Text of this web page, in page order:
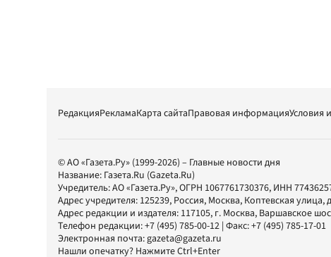
РедакцияРекламаКарта сайтаПравовая информацияУсловия
© АО «Газета.Ру» (1999-2026) – Главные новости дня
Название: Газета.Ru (Gazeta.Ru)
Учредитель:АО «Газета.Ру», ОГРН 1067761730376, ИНН
Адрес учредителя: 125239, Россия, Москва, Коптевская улица,
Адрес редакции и издателя: 117105, г. Москва, Варшавское
Телефон редакции:+7 (495) 785-00-12 | Факс:+7 (495) 785-17-01
Электронная почта:gazeta@gazeta.ru
Нашли опечатку? Нажмите Ctrl+Enter